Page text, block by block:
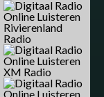
Rivierenland
Radio
XM Radio